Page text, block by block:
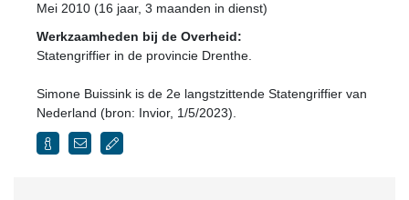
Mei 2010 (16 jaar, 3 maanden in dienst)
Werkzaamheden bij de Overheid:
Statengriffier in de provincie Drenthe.
Simone Buissink is de 2e langstzittende Statengriffier van
Nederland (bron: Invior, 1/5/2023).